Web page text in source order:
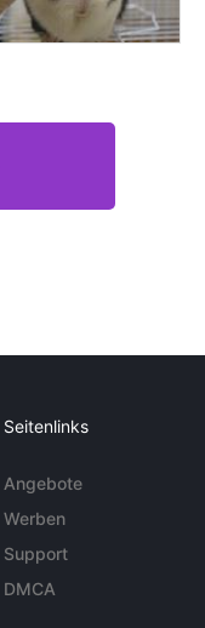
Seitenlinks
Angebote
Werben
Support
DMCA